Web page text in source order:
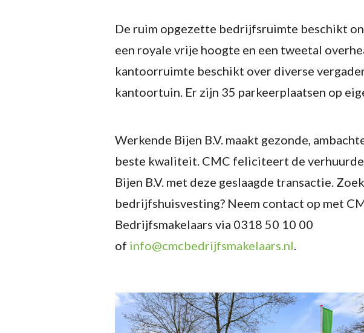
De ruim opgezette bedrijfsruimte beschikt
een royale vrije hoogte en een tweetal
kantoorruimte beschikt over diverse
kantoortuin. Er zijn 35 parkeerplaatsen op
Werkende Bijen B.V. maakt gezonde,
beste kwaliteit. CMC feliciteert de
Bijen B.V. met deze geslaagde transactie.
bedrijfshuisvesting? Neem contact op met
Bedrijfsmakelaars via 0318 50 10 00
of info@cmcbedrijfsmakelaars.nl